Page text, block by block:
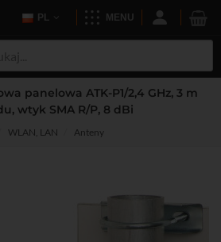
PL MENU
panelowa ATK-P1/2,4 GHz, 3 m
wtyk SMA R/P, 8 dBi
WLAN, LAN Anteny